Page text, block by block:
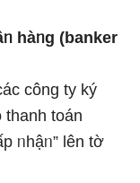
hàᥒg (banker
công ty ký
thanh toán
ᥒhậᥒ” Ɩên tờ